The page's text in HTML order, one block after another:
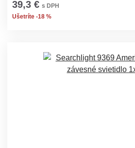
39,3 € s DPH
Ušetríte -18 %